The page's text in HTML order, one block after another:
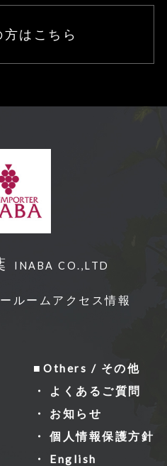
方はこちら
INABA CO.,LTD
ルーム アクセス情報
Others / その他
よくあるご質問
お知らせ
個人情報保護方針
English